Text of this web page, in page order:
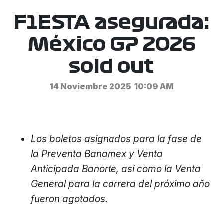
F1ESTA asegurada:
México GP 2026
sold out
14 Noviembre 2025 10:09 AM
Los boletos asignados para la fase de
la Preventa Banamex y Venta
Anticipada Banorte, así como la Venta
General para la carrera del próximo año
fueron agotados.